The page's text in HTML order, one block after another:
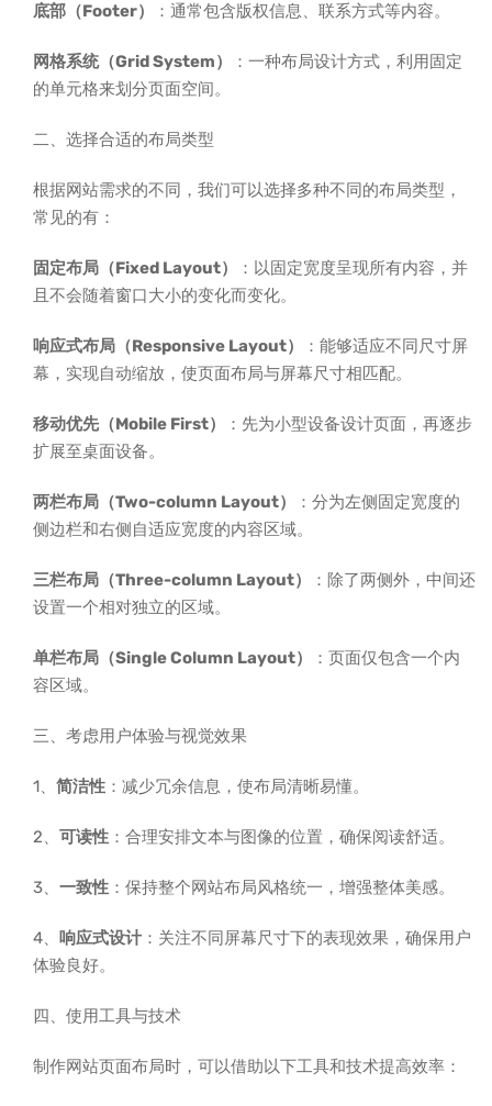
底部（Footer） ：通常包含版权信息、联系方式等内容。
网格系统（Grid System）
：一种布局设计方式，利用固定
的单元格来划分页面空间。
二、选择合适的布局类型
根据网站需求的不同，我们可以选择多种不同的布局类型，
常见的有：
固定布局（Fixed Layout）
：以固定宽度呈现所有内容，并
且不会随着窗口大小的变化而变化。
响应式布局（Responsive Layout）
：能够适应不同尺寸屏
幕，实现自动缩放，使页面布局与屏幕尺寸相匹配。
移动优先（Mobile First）
：先为小型设备设计页面，再逐步
扩展至桌面设备。
两栏布局（Two-column Layout）
：分为左侧固定宽度的
侧边栏和右侧自适应宽度的内容区域。
三栏布局（Three-column Layout）
：除了两侧外，中间还
设置一个相对独立的区域。
单栏布局（Single Column Layout）
：页面仅包含一个内
容区域。
三、考虑用户体验与视觉效果
1、 简洁性 ：减少冗余信息，使布局清晰易懂。
2、 可读性 ：合理安排文本与图像的位置，确保阅读舒适。
3、 一致性 ：保持整个网站布局风格统一，增强整体美感。
4、 响应式设计 ：关注不同屏幕尺寸下的表现效果，确保用户
体验良好。
四、使用工具与技术
制作网站页面布局时，可以借助以下工具和技术提高效率：